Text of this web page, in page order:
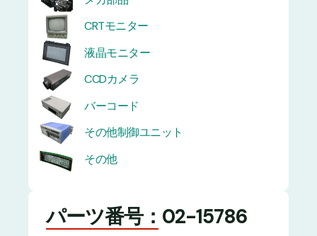
CRTモニター
液晶モニター
CCDカメラ
バーコード
その他制御ユニット
その他
パーツ番号：02-15786